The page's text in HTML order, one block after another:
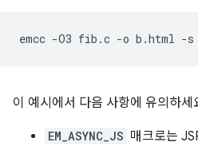
emcc -O3 fib.c -o b.html -s
이 예시에서 다음 사항에 유의하세
EM_ASYNC_JS 매크로는